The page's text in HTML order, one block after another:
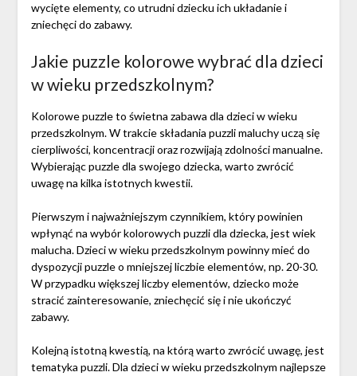
wycięte elementy, co utrudni dziecku ich układanie i
zniechęci do zabawy.
Jakie puzzle kolorowe wybrać dla dzieci
w wieku przedszkolnym?
Kolorowe puzzle to świetna zabawa dla dzieci w wieku
przedszkolnym. W trakcie składania puzzli maluchy uczą się
cierpliwości, koncentracji oraz rozwijają zdolności manualne.
Wybierając puzzle dla swojego dziecka, warto zwrócić
uwagę na kilka istotnych kwestii.
Pierwszym i najważniejszym czynnikiem, który powinien
wpłynąć na wybór kolorowych puzzli dla dziecka, jest wiek
malucha. Dzieci w wieku przedszkolnym powinny mieć do
dyspozycji puzzle o mniejszej liczbie elementów, np. 20-30.
W przypadku większej liczby elementów, dziecko może
stracić zainteresowanie, zniechęcić się i nie ukończyć
zabawy.
Kolejną istotną kwestią, na którą warto zwrócić uwagę, jest
tematyka puzzli. Dla dzieci w wieku przedszkolnym najlepsze